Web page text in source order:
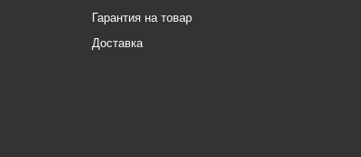
Гарантия на товар
Доставка